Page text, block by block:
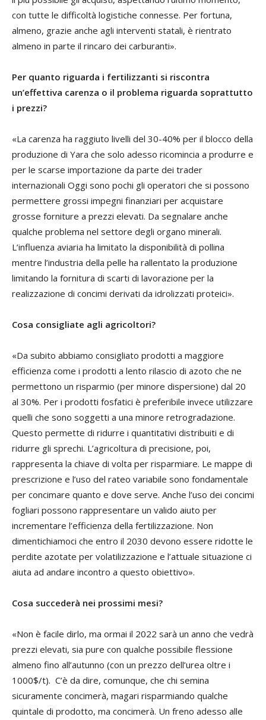
con tutte le difficoltà logistiche connesse. Per fortuna,
almeno, grazie anche agli interventi statali, è rientrato
almeno in parte il rincaro dei carburanti».
Per quanto riguarda i fertilizzanti si riscontra
un’effettiva carenza o il problema riguarda soprattutto
i prezzi?
«La carenza ha raggiuto livelli del 30-40% per il blocco della
produzione di Yara che solo adesso ricomincia a produrre e
per le scarse importazione da parte dei trader
internazionali Oggi sono pochi gli operatori che si possono
permettere grossi impegni finanziari per acquistare
grosse forniture a prezzi elevati. Da segnalare anche
qualche problema nel settore degli organo minerali.
L’influenza aviaria ha limitato la disponibilità di pollina
mentre l’industria della pelle ha rallentato la produzione
limitando la fornitura di scarti di lavorazione per la
realizzazione di concimi derivati da idrolizzati proteici».
Cosa consigliate agli agricoltori?
«Da subito abbiamo consigliato prodotti a maggiore
efficienza come i prodotti a lento rilascio di azoto che ne
permettono un risparmio (per minore dispersione) dal 20
al 30%. Per i prodotti fosfatici è preferibile invece utilizzare
quelli che sono soggetti a una minore retrogradazione.
Questo permette di ridurre i quantitativi distribuiti e di
ridurre gli sprechi. L’agricoltura di precisione, poi,
rappresenta la chiave di volta per risparmiare. Le mappe di
prescrizione e l’uso del rateo variabile sono fondamentale
per concimare quanto e dove serve. Anche l’uso dei concimi
fogliari possono rappresentare un valido aiuto per
incrementare l’efficienza della fertilizzazione. Non
dimentichiamoci che entro il 2030 devono essere ridotte le
perdite azotate per volatilizzazione e l’attuale situazione ci
aiuta ad andare incontro a questo obiettivo».
Cosa succederà nei prossimi mesi?
«Non è facile dirlo, ma ormai il 2022 sarà un anno che vedrà
prezzi elevati, sia pure con qualche possibile flessione
almeno fino all’autunno (con un prezzo dell’urea oltre i
1000$/t). C’è da dire, comunque, che chi semina
sicuramente concimerà, magari risparmiando qualche
quintale di prodotto, ma concimerà. Un freno adesso alle